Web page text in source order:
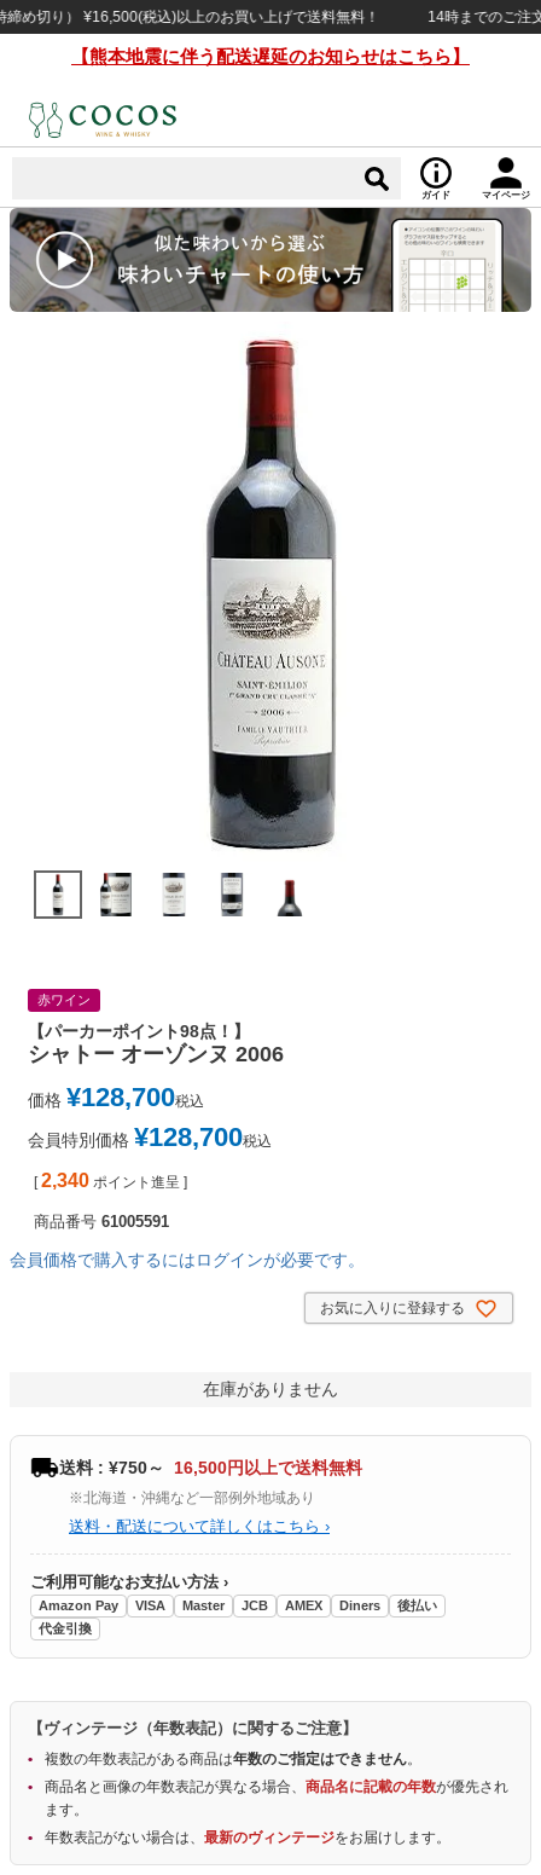
り） ¥16,500(税込)以上のお買い上げで送料無料！ 14時までのご注文
【熊本地震に伴う配送遅延のお知らせはこちら】
ガイド マイページ
赤ワイン
【パーカーポイント98点！】
シャトー オーゾンヌ 2006
価格 ¥128,700税込
会員特別価格 ¥128,700税込
[ 2,340 ポイント進呈 ]
商品番号 61005591
会員価格で購入するにはログインが必要です。
お気に入りに登録する
在庫がありません
送料 : ¥750～ 16,500円以上で送料無料
※北海道・沖縄など一部例外地域あり
送料・配送について詳しくはこちら ›
ご利用可能なお支払い方法 ›
Amazon Pay VISA Master JCB AMEX Diners
後払い
代金引換
【ヴィンテージ（年数表記）に関するご注意】
複数の年数表記がある商品は年数のご指定はできません。
商品名と画像の年数表記が異なる場合、 商品名に記載の年数が優先され
ます。
年数表記がない場合は、 最新のヴィンテージをお届けします。